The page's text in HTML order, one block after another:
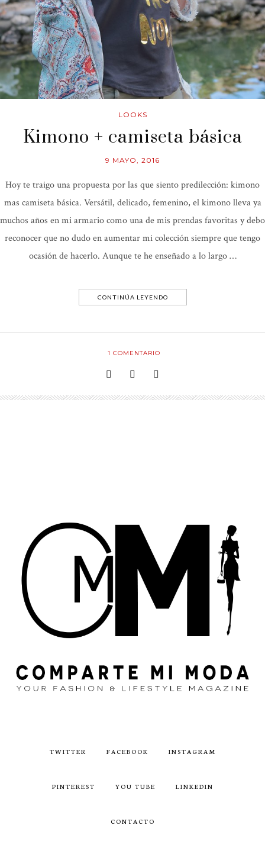
LOOKS
Kimono + camiseta básica
9 MAYO, 2016
Hoy te traigo una propuesta por las que siento predilección: kimono
mas camiseta básica. Versátil, delicado, femenino, el kimono lleva ya
muchos años en mi armario como una de mis prendas favoritas y debo
reconocer que no dudo en aumentar mi colección siempre que tengo
ocasión de hacerlo. Aunque te he enseñado a lo largo …
CONTINÚA LEYENDO
1 COMENTARIO
TWITTER FACEBOOK INSTAGRAM
PINTEREST YOU TUBE LINKEDIN
CONTACTO